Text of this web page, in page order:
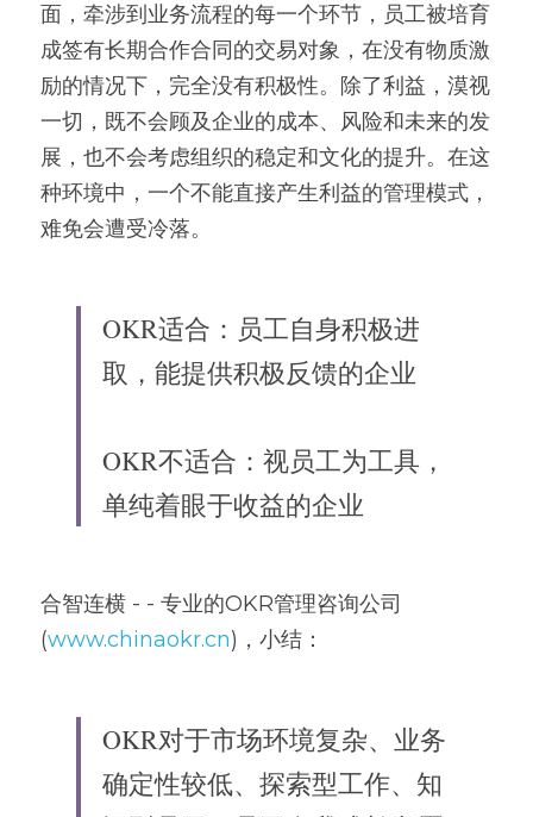
面，牵涉到业务流程的每一个环节，员工被培育
成签有长期合作合同的交易对象，在没有物质激
励的情况下，完全没有积极性。除了利益，漠视
一切，既不会顾及企业的成本、风险和未来的发
展，也不会考虑组织的稳定和文化的提升。在这
种环境中，一个不能直接产生利益的管理模式，
难免会遭受冷落。
OKR适合：员工自身积极进
取，能提供积极反馈的企业
OKR不适合：视员工为工具，
单纯着眼于收益的企业
合智连横 - - 专业的OKR管理咨询公司
(www.chinaokr.cn)，小结：
OKR对于市场环境复杂、业务
确定性较低、探索型工作、知